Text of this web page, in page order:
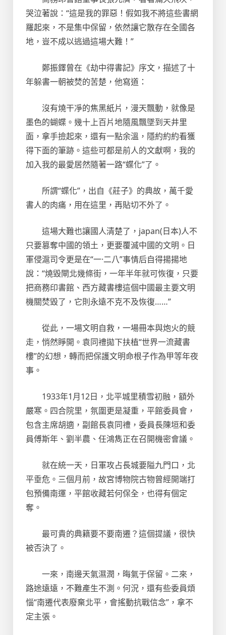
哭泣著說：“這是我的罪惡！假如我不將這些書網
羅起來，不是集中保留，依然讓它散存在全國各
地，豈不成以逃過這場大難！”
鄭振鐸曾在《劫中得書記》序文，描述了十
年躲書一朝被焚的苦楚，他寫道：
沒有燒干凈的焦黑紙片，漫天飄動，就像是
墨色的蝴蝶。幾十上百片地隨風飄墜到天井里
面，拿手撿起來，還有一點余溫，隱約約約看獲
得下面的筆跡。這些可都是前人的文獻啊，我的
加入我的最愛居然隨著一路“蝶化”了。
所謂“蝶化”，出自《莊子》的典故，萬千愛
書人的肉痛，用在這里，再貼切不外了。
這場大難也讓國人清楚了，japan(日本)人不
只要篡奪中國的領土，更要覆滅中國的文明。日
軍侵滬司令更是在“一·二八”事情后自得揚揚地
說：“燒毀閘北幾條街，一年半年就可恢復，只要
把商務印書館、西方藏書樓這個中國最主要文明
機關焚毀了，它則永遠不克不及恢復……”
從此，一場文明自救，一場冊本與炮火的競
走，悄然睜開。袁同禮拋下扶植“世界一流藏書
樓”的幻想，轉而把保護文明命根子作為甲等年夜
事。
1933年1月12日，北平城里積雪初融，額外
嚴寒。四合院里，氛圍更是凝重，平館委員會，
包含主席胡適，副館長袁同禮，委員長陳垣和委
員傅斯年、劉半農、任鴻雋正在召開機密會議。
就在統一天，日軍攻占長城要隘九門口，北
平垂危。三個月前，故宮博物院古物曾經開端打
包預備南運，平館收藏若何保全，也得有個定
奪。
最可貴的典籍要不要南遷？這個提議，很快
被否決了。
一來，南邊天氣濕潤，晦氣于保留。二來，
路途遠遠，不難產生不測。何況，還有些委員煩
惱“南遷代表廢棄北平，會搖動抗戰信念”，拿不
定主張。